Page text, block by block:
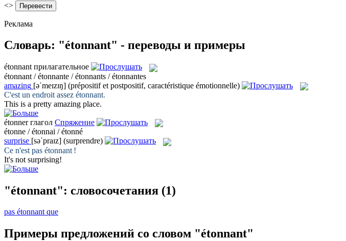
<>
Реклама
Словарь: "étonnant" - переводы и примеры
étonnant прилагательное
étonnant / étonnante / étonnants / étonnantes
amazing [əˈmeɪzɪŋ] (prépositif et postpositif, caractéristique émotionnelle)
C'est un endroit assez étonnant.
This is a pretty amazing place.
étonner глагол Спряжение
étonne / étonnai / étonné
surprise [səˈpraɪz] (surprendre)
Ce n'est pas étonnant !
It's not surprising!
"étonnant": словосочетания (1)
pas étonnant que
Примеры предложений со словом "étonnant"